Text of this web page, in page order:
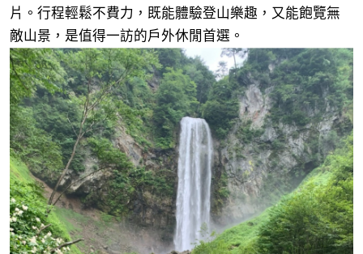
片。行程輕鬆不費力，既能體驗登山樂趣，又能飽覽無
敵山景，是值得一訪的戶外休閒首選。